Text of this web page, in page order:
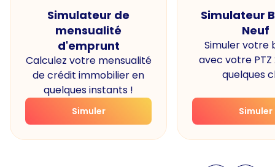
Simulateur de
mensualité
d'emprunt
Calculez votre mensualité
de crédit immobilier en
quelques instants !
Simuler
Simulateur
Neuf
Simuler votre
avec votre PTZ
quelques
Simuler